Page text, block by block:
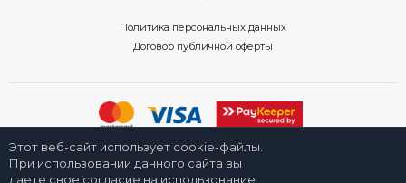
Политика персональных данных
Договор публичной оферты
2008-2026 © Интернет-магазин «Люстроф» в Новосибирске - приборы
освещения для дома и улицы. Все права защищены.
Этот веб-сайт использует cookie-файлы.
При использовании данного сайта вы
даете свое согласие на использование